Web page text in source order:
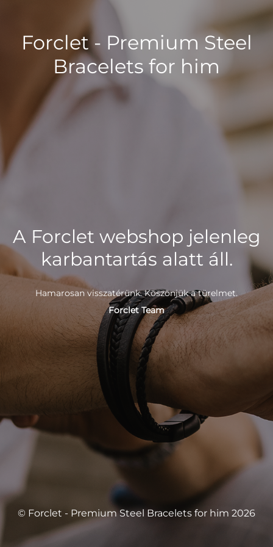
Forclet - Premium Steel
Bracelets for him
A Forclet webshop jelenleg
karbantartás alatt áll.
Hamarosan visszatérünk. Köszönjük a türelmet.
Forclet Team
© Forclet - Premium Steel Bracelets for him 2026